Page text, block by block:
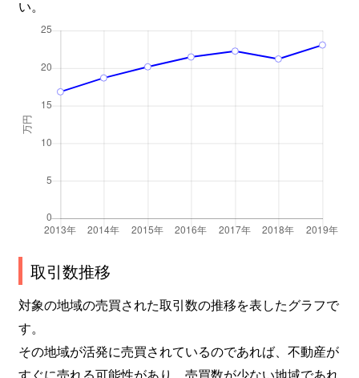
い。
取引数推移
対象の地域の売買された取引数の推移を表したグラフで
す。
その地域が活発に売買されているのであれば、不動産が